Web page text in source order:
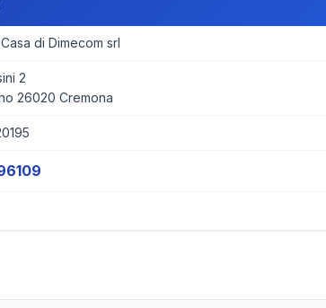
di Dimecom srl
2
26020 Cremona